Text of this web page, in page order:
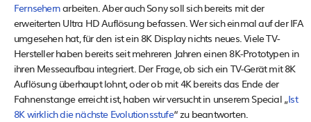
Fernsehernarbeiten. Aber auch Sony soll sich bereits mit der
erweiterten Ultra HD Auflösung befassen. Wer sich einmal auf der IFA
umgesehen hat, für den ist ein 8K Display nichts neues. Viele TV-
Hersteller haben bereits seit mehreren Jahren einen 8K-Prototypen in
ihren Messeaufbau integriert. Der Frage, ob sich ein TV-Gerät mit 8K
Auflösung überhaupt lohnt, oder ob mit 4K bereits das Ende der
Fahnenstange erreicht ist, haben wir versucht in unserem Special „Ist
8K wirklich die nächste Evolutionsstufe“ zu beantworten.